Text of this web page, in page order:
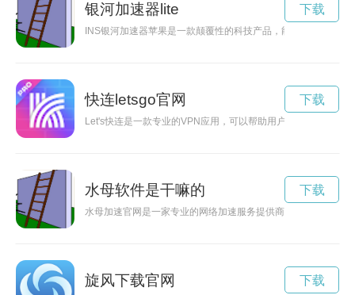
银河加速器lite
INS银河加速器苹果是一款颠覆性的科技产品，能帮助用户加速
下载
快连letsgo官网
Let's快连是一款专业的VPN应用，可以帮助用户实现高速、安
下载
水母软件是干嘛的
水母加速官网是一家专业的网络加速服务提供商，通过其高效
下载
旋风下载官网 下载